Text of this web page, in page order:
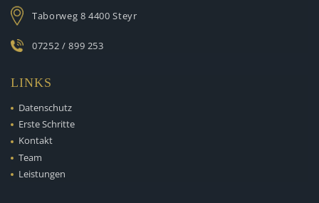
Taborweg 8 4400 Steyr
07252 / 899 253
LINKS
Datenschutz
Erste Schritte
Kontakt
Team
Leistungen